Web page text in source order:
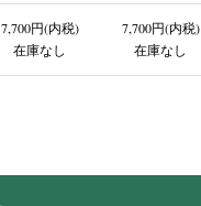
7,700円(内税)
在庫なし
7,700円(内税)
在庫なし